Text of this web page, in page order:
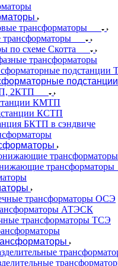
трансформаторы
по схеме Скотта
трансформаторы
2КТП
КМТП
КСТП
БКТП в сэндвиче
трансформаторы
трансформаторы
трансформаторы ОСЭ
АТЭСК
трансформаторы ТСЭ